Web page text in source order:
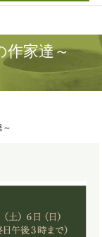
作家達～
～